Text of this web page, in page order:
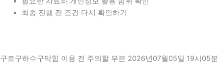
최종 진행 전 조건 다시 확인하기
구로구하수구막힘 이용 전 주의할 부분 2026년07월05일 19시05분